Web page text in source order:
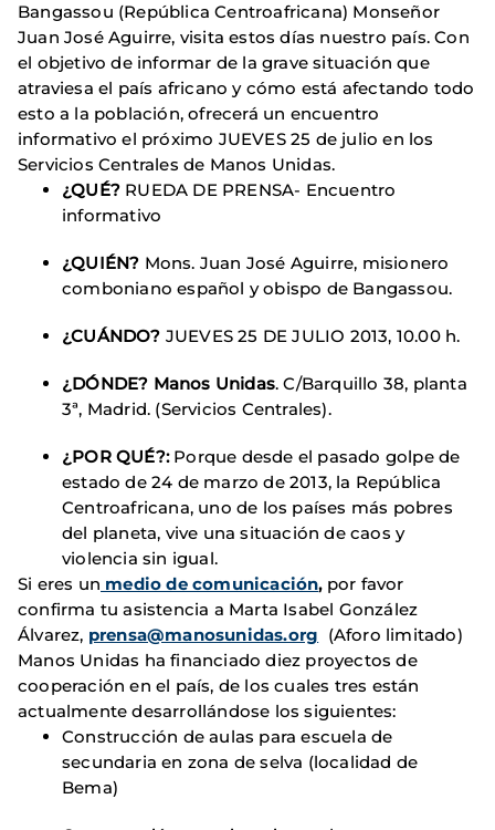
Bangassou (República Centroafricana) Monseñor
Juan José Aguirre, visita estos días nuestro país. Con
el objetivo de informar de la grave situación que
atraviesa el país africano y cómo está afectando todo
esto a la población, ofrecerá un encuentro
informativo el próximo JUEVES 25 de julio en los
Servicios Centrales de Manos Unidas.
¿QUÉ? RUEDA DE PRENSA- Encuentro
informativo
¿QUIÉN? Mons. Juan José Aguirre, misionero
comboniano español y obispo de Bangassou.
¿CUÁNDO? JUEVES 25 DE JULIO 2013, 10.00 h.
¿DÓNDE? Manos Unidas. C/Barquillo 38, planta
3ª, Madrid. (Servicios Centrales).
¿POR QUÉ?:Porque desde el pasado golpe de
estado de 24 de marzo de 2013, la República
Centroafricana, uno de los países más pobres
del planeta, vive una situación de caos y
violencia sin igual.
Si eres un medio de comunicación,por favor
confirma tu asistencia a Marta Isabel González
Álvarez, prensa@manosunidas.org (Aforo limitado)
Manos Unidas ha financiado diez proyectos de
cooperación en el país, de los cuales tres están
actualmente desarrollándose los siguientes:
Construcción de aulas para escuela de
secundaria en zona de selva (localidad de
Bema)